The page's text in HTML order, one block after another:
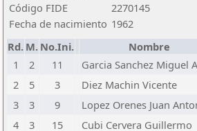
Código FIDE
2270145
Fecha de nacimiento 1962
Rd. M. No.Ini. Nombre
1
2 11 Garcia Sanchez Miguel
2
5 3 Diez Machin Vicente
3
3 9 Lopez Orenes Juan
4
3 15 Cubi Cervera Guillermo